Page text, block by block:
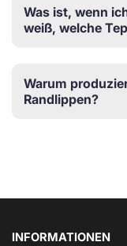
Was ist, wenn
weiß, welche
Warum
Randlippen?
INFORMATIONEN